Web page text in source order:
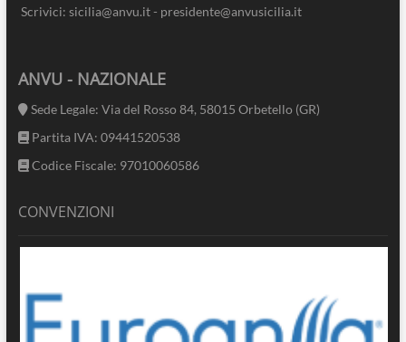
Scrivici: sicilia@anvu.it - presidente@anvusicilia.it
ANVU - NAZIONALE
Sede Legale: Via del Rosso 84, 58015 Orbetello (GR)
Partita IVA: 09441520538
Codice Fiscale: 97010060586
CONVENZIONI